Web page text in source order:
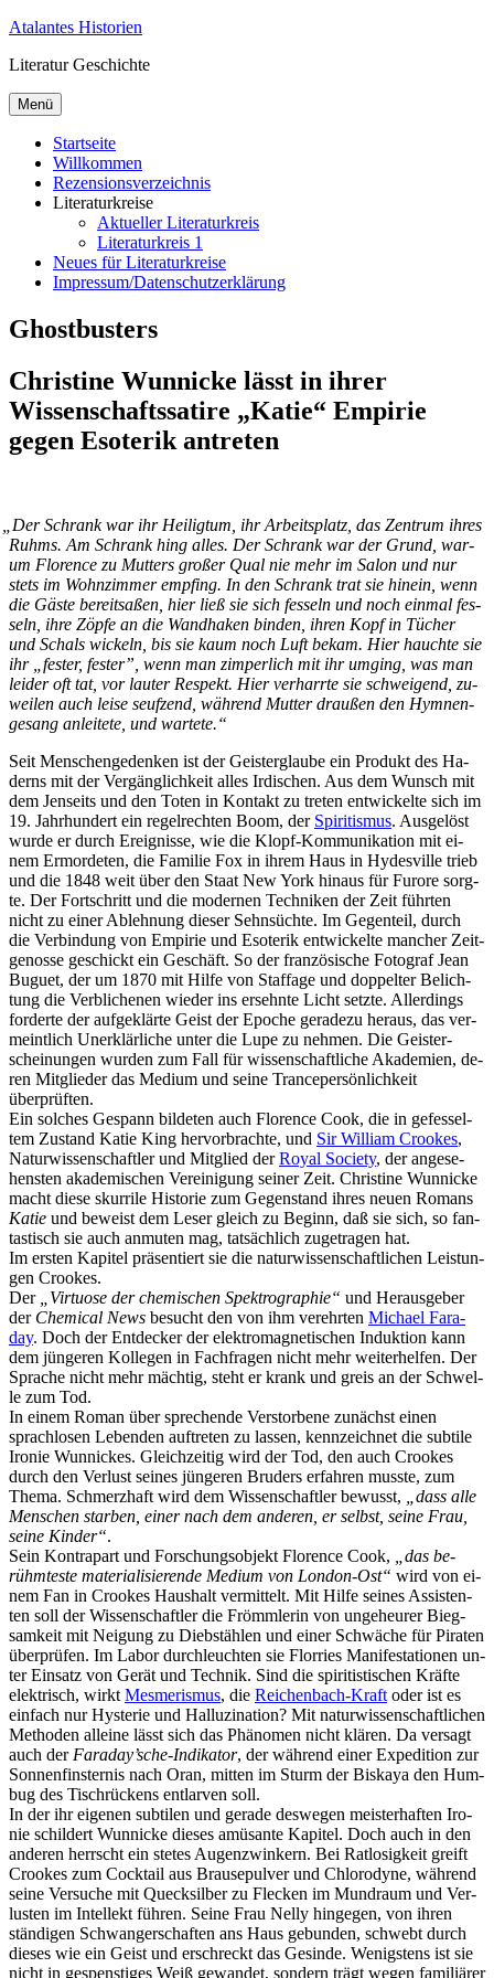
Zum
springen
Atalantes Historien
Literatur Geschichte
Menü
Startseite
Willkommen
Rezensionsverzeichnis
Literaturkreise
Aktueller Literaturkreis
Literaturkreis 1
Neues für Literaturkreise
Impressum/Datenschutzerklärung
Ghostbusters
Christine Wunnicke lässt in ihrer
Wissenschaftssatire „Katie“ Empirie
gegen Esoterik antreten
Der Schrank war ihr Hei­lig­tum, ihr Ar­beits­platz, das Zen­trum ih­res
Ruhms. Am Schrank hing al­les. Der Schrank war der Grund, war­
um Flo­rence zu Mut­ters gro­ßer Qual nie mehr im Sa­lon und nur
stets im Wohn­zim­mer emp­fing. In den Schrank trat sie hin­ein, wenn
die Gäs­te be­reit­sa­ßen, hier ließ sie sich fes­seln und noch ein­mal fes­
seln, ih­re Zöp­fe an die Wand­ha­ken bin­den, ih­ren Kopf in Tü­cher
und Schals wi­ckeln, bis sie kaum noch Luft be­kam. Hier hauch­te sie
ihr „fes­ter, fes­ter”, wenn man zim­per­lich mit ihr um­ging, was man
lei­der oft tat, vor lau­ter Re­spekt. Hier ver­harr­te sie schwei­gend, zu­
wei­len auch lei­se seuf­zend, wäh­rend Mut­ter drau­ßen den Hym­nen­
ge­sang an­lei­te­te, und wartete.“
Seit Men­schen­ge­den­ken ist der Geis­ter­glau­be ein Pro­dukt des Ha­
derns mit der Ver­gäng­lich­keit al­les Ir­di­schen. Aus dem Wunsch mit
dem Jen­seits und den To­ten in Kon­takt zu tre­ten ent­wi­ckel­te sich im
19. Jahr­hun­dert ein re­gel­rech­ten Boom, der Spi­ri­tis­mus. Aus­ge­löst
wur­de er durch Er­eig­nis­se, wie die Klopf-Kom­mu­ni­ka­ti­on mit ei­
nem Er­mor­de­ten, die Fa­mi­lie Fox in ih­rem Haus in Hydes­ville trieb
und die 1848 weit über den Staat New York hin­aus für Fu­ro­re sorg­
te. Der Fort­schritt und die mo­der­nen Tech­ni­ken der Zeit führ­ten
nicht zu ei­ner Ab­leh­nung die­ser Sehn­süch­te. Im Ge­gen­teil, durch
die Ver­bin­dung von Em­pi­rie und Eso­te­rik ent­wi­ckel­te man­cher Zeit­
ge­nos­se ge­schickt ein Ge­schäft. So der fran­zö­si­sche Fo­to­graf Jean
Bu­guet, der um 1870 mit Hil­fe von Staf­fa­ge und dop­pel­ter Be­lich­
tung die Ver­bli­che­nen wie­der ins er­sehn­te Licht setz­te. Al­ler­dings
for­der­te der auf­ge­klär­te Geist der Epo­che ge­ra­de­zu her­aus, das ver­
meint­lich Un­er­klär­li­che un­ter die Lu­pe zu neh­men. Die Geis­t­er­
schei­nun­gen wur­den zum Fall für wis­sen­schaft­li­che Aka­de­mien, de­
ren Mit­glie­der das Me­di­um und sei­ne Tran­ce­per­sön­lich­keit
überprüften.
Ein sol­ches Ge­spann bil­de­ten auch Flo­rence Cook, die in ge­fes­sel­
tem Zu­stand Ka­tie King her­vor­brach­te, und Sir Wil­liam Croo­kes,
Na­tur­wis­sen­schaft­ler und Mit­glied derRoy­al So­cie­ty, der an­ge­se­
hens­ten aka­de­mi­schen Ver­ei­ni­gung sei­ner Zeit. Chris­ti­ne Wun­ni­cke
macht die­se skur­ri­le His­to­rie zum Ge­gen­stand ih­res neu­en Ro­mans
Ka­tie und be­weist dem Le­ser gleich zu Be­ginn, daß sie sich, so fan­
tas­tisch sie auch an­mu­ten mag, tat­säch­lich zu­ge­tra­gen hat.
Im ers­ten Ka­pi­tel prä­sen­tiert sie die na­tur­wis­sen­schaft­li­chen Leis­tun­
gen Crookes.
Der
Vir­tuo­se der che­mi­schen Spek­tro­gra­phie“ und Her­aus­ge­ber
der Che­mi­cal News be­sucht den von ihm ver­ehr­ten Mi­cha­el Fa­ra­
day. Doch der Ent­de­cker der elek­tro­ma­gne­ti­schen In­duk­ti­on kann
dem jün­ge­ren Kol­le­gen in Fach­fra­gen nicht mehr wei­ter­hel­fen. Der
Spra­che nicht mehr mäch­tig, steht er krank und greis an der Schwel­
le zum Tod.
In ei­nem Ro­man über spre­chen­de Ver­stor­be­ne zu­nächst ei­nen
sprach­lo­sen Le­ben­den auf­tre­ten zu las­sen, kenn­zeich­net die sub­ti­le
Iro­nie Wun­ni­ckes. Gleich­zei­tig wird der Tod, den auch Croo­kes
durch den Ver­lust sei­nes jün­ge­ren Bru­ders er­fah­ren muss­te, zum
The­ma. Schmerz­haft wird dem Wis­sen­schaft­ler be­wusst,
„dass al­le
Men­schen star­ben, ei­ner nach dem an­de­ren, er selbst, sei­ne Frau,
sei­ne Kin­der“.
Sein Kon­trapart und For­schungs­ob­jekt Flo­rence Cook,
„das be­
rühm­tes­te ma­te­ria­li­sie­ren­de Me­di­um von Lon­don-Ost“ wird von ei­
nem Fan in Croo­kes Haus­halt ver­mit­telt. Mit Hil­fe sei­nes As­sis­ten­
ten soll der Wis­sen­schaft­ler die Frömm­le­rin von un­ge­heu­rer Bieg­
sam­keit mit Nei­gung zu Dieb­stäh­len und ei­ner Schwä­che für Pi­ra­ten
über­prü­fen. Im La­bor durch­leuch­ten sie Flor­ries Ma­ni­fes­ta­tio­nen un­
ter Ein­satz von Ge­rät und Tech­nik. Sind die spi­ri­tis­ti­schen Kräf­te
elek­trisch, wirkt Mes­me­ris­mus, die Rei­chen­bach-Kraft oder ist es
ein­fach nur Hys­te­rie und Hal­lu­zi­na­ti­on? Mit na­tur­wis­sen­schaft­li­chen
Me­tho­den al­lei­ne lässt sich das Phä­no­men nicht klä­ren. Da ver­sagt
auch der Faraday’sche-Indikator, der wäh­rend ei­ner Ex­pe­di­ti­on zur
Son­nen­fins­ter­nis nach Oran, mit­ten im Sturm der Bis­ka­ya den Hum­
bug des Tisch­rü­ckens ent­lar­ven soll.
In der ihr ei­ge­nen sub­ti­len und ge­ra­de des­we­gen meis­ter­haf­ten Iro­
nie schil­dert Wun­ni­cke die­ses amü­san­te Ka­pi­tel. Doch auch in den
an­de­ren herrscht ein ste­tes Au­gen­zwin­kern. Bei Rat­lo­sig­keit greift
Croo­kes zum Cock­tail aus Brau­se­pul­ver und Chlo­ro­dy­ne, wäh­rend
sei­ne Ver­su­che mit Queck­sil­ber zu Fle­cken im Mund­raum und Ver­
lus­ten im In­tel­lekt füh­ren. Sei­ne Frau Nel­ly hin­ge­gen, von ih­ren
stän­di­gen Schwan­ger­schaf­ten ans Haus ge­bun­den, schwebt durch
die­ses wie ein Geist und er­schreckt das Ge­sin­de. We­nigs­tens ist sie
nicht in ge­spens­ti­ges Weiß ge­wan­det, son­dern trägt we­gen fa­mi­liä­rer